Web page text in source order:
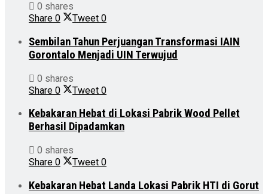
0 shares
Share 0 Tweet 0
Sembilan Tahun Perjuangan Transformasi IAIN
Gorontalo Menjadi UIN Terwujud
0 shares
Share 0 Tweet 0
Kebakaran Hebat di Lokasi Pabrik Wood Pellet
Berhasil Dipadamkan
0 shares
Share 0 Tweet 0
Kebakaran Hebat Landa Lokasi Pabrik HTI di Gorut